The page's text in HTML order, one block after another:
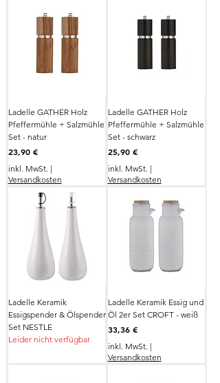
Ladelle GATHER Holz
Pfeffermühle + Salzmühle
Set - natur
Preis
23,90 €
inkl. MwSt. |
Versandkosten
Ladelle GATHER Holz
Pfeffermühle + Salzmühle
Set - schwarz
Preis
25,90 €
inkl. MwSt. |
Versandkosten
Ladelle Keramik
Essigspender & Ölspender
Set NESTLE
Leider nicht verfügbar
Ladelle Keramik Essig und
Öl 2er Set CROFT - weiß
Preis
33,36 €
inkl. MwSt. |
Versandkosten